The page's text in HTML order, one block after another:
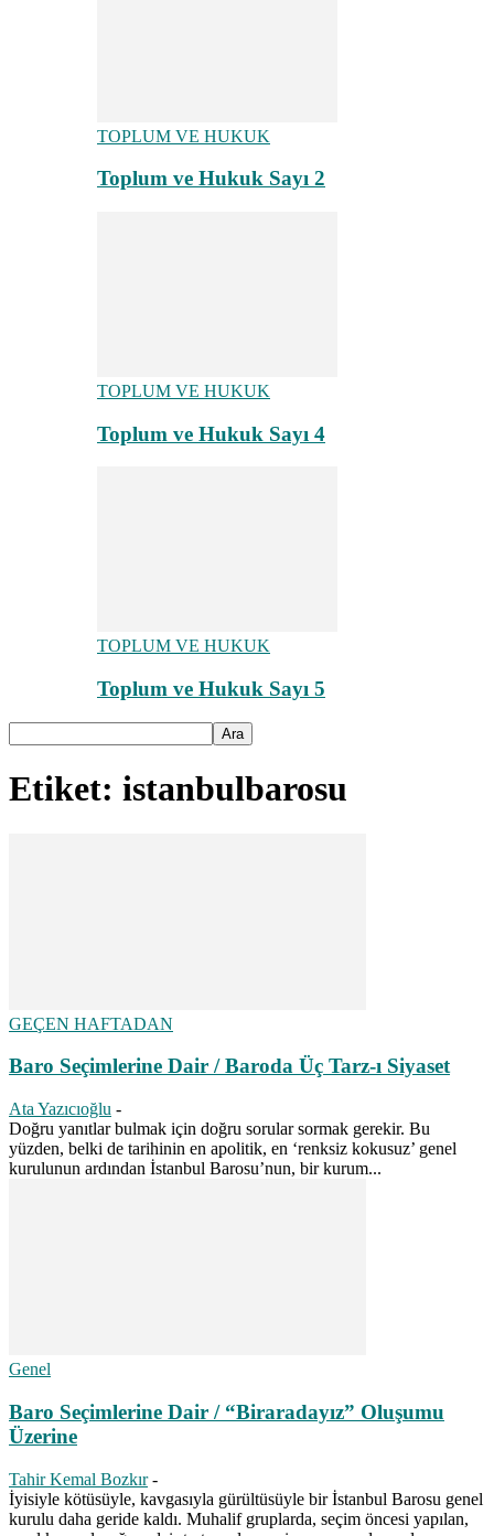
TOPLUM VE HUKUK
Toplum ve Hukuk Sayı 2
TOPLUM VE HUKUK
Toplum ve Hukuk Sayı 4
TOPLUM VE HUKUK
Toplum ve Hukuk Sayı 5
Etiket: istanbulbarosu
GEÇEN HAFTADAN
Baro Seçimlerine Dair / Baroda Üç Tarz-ı Siyaset
Ata Yazıcıoğlu -
Doğru yanıtlar bulmak için doğru sorular sormak gerekir. Bu
yüzden, belki de tarihinin en apolitik, en ‘renksiz kokusuz’ genel
kurulunun ardından İstanbul Barosu’nun, bir kurum...
Genel
Baro Seçimlerine Dair / “Biraradayız” Oluşumu
Üzerine
Tahir Kemal Bozkır -
İyisiyle kötüsüyle, kavgasıyla gürültüsüyle bir İstanbul Barosu genel
kurulu daha geride kaldı. Muhalif gruplarda, seçim öncesi yapılan,